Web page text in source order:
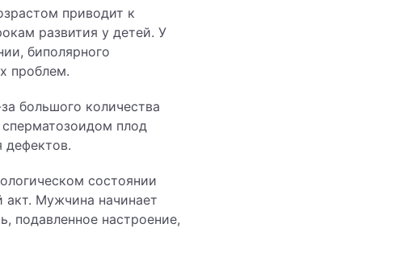
приводит к
развития у детей. У
биполярного
проблем.
большого количества
плод
дефектов.
состоянии
Мужчина начинает
подавленное настроение,